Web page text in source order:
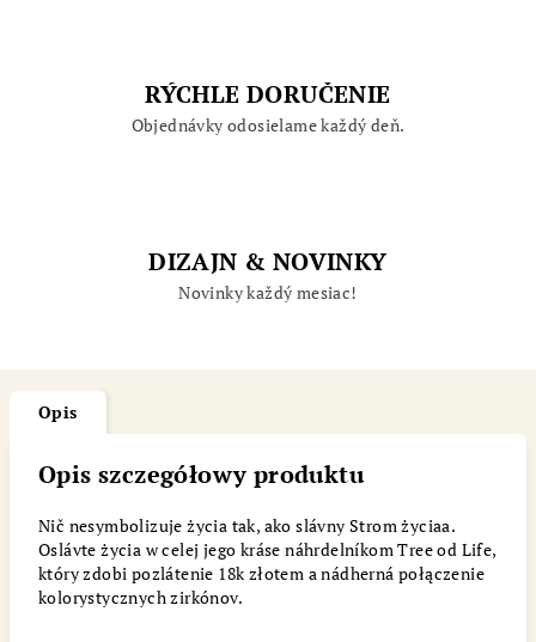
RÝCHLE DORUČENIE
Objednávky odosielame každý deň.
DIZAJN & NOVINKY
Novinky každý mesiac!
Opis
Opis szczegółowy produktu
Nič nesymbolizuje życia tak, ako slávny Strom życiaa.
Oslávte życia w celej jego kráse náhrdelníkom Tree od Life,
który zdobi pozlátenie 18k złotem a nádherná połączenie
kolorystycznych zirkónov.